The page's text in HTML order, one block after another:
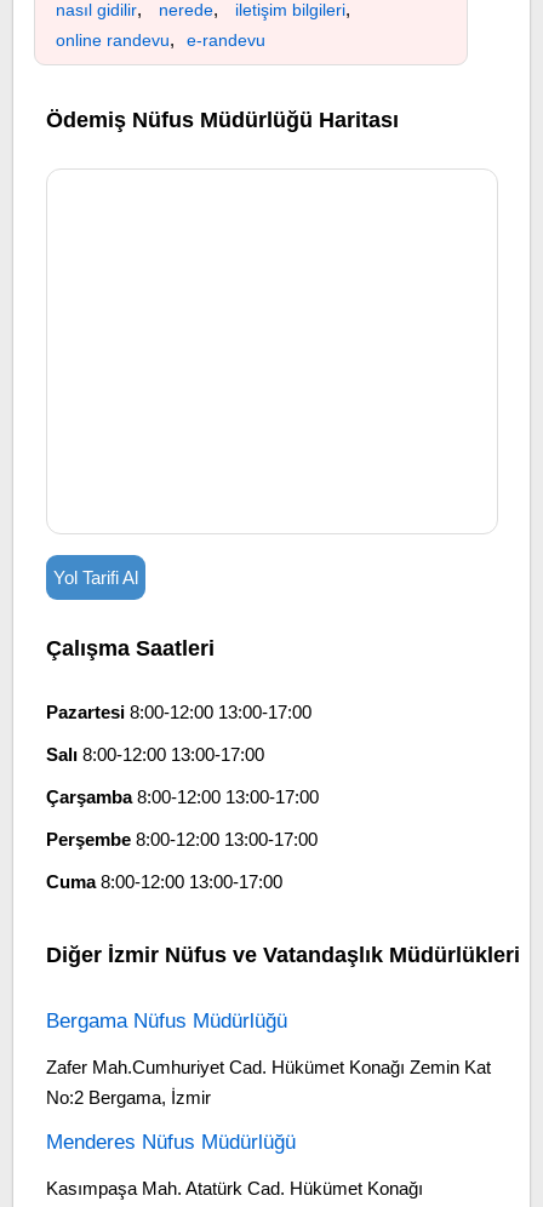
nasıl gidilir, nerede, iletişim bilgileri,
online randevu, e-randevu
Ödemiş Nüfus Müdürlüğü Haritası
Yol Tarifi Al
Çalışma Saatleri
Pazartesi8:00-12:00 13:00-17:00
Salı8:00-12:00 13:00-17:00
Çarşamba8:00-12:00 13:00-17:00
Perşembe8:00-12:00 13:00-17:00
Cuma8:00-12:00 13:00-17:00
Diğer İzmir Nüfus ve Vatandaşlık Müdürlükleri
Bergama Nüfus Müdürlüğü
Zafer Mah.Cumhuriyet Cad. Hükümet Konağı Zemin Kat
No:2 Bergama, İzmir
Menderes Nüfus Müdürlüğü
Kasımpaşa Mah. Atatürk Cad. Hükümet Konağı